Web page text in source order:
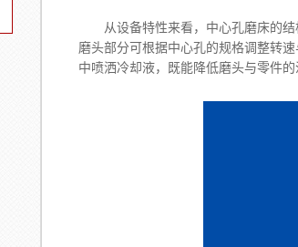
从设备特性来看，中心孔磨床的结
磨头部分可根据中心孔的规格调整转
中喷洒冷却液，既能降低磨头与零件